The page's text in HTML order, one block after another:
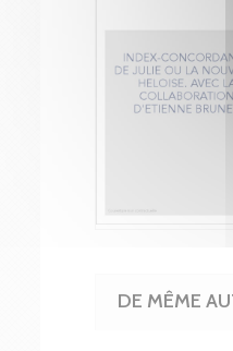
DE MÊME